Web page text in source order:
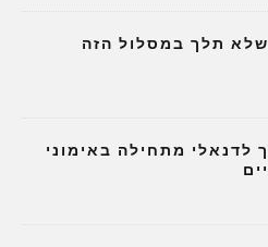
שלא תלך במסלול הזה
לדנאלי מתחילה באימוני